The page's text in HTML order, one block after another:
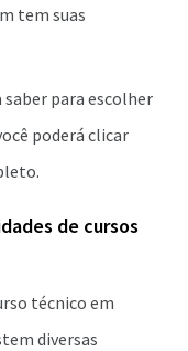
tem suas
para escolher
poderá clicar
de cursos
técnico em
diversas